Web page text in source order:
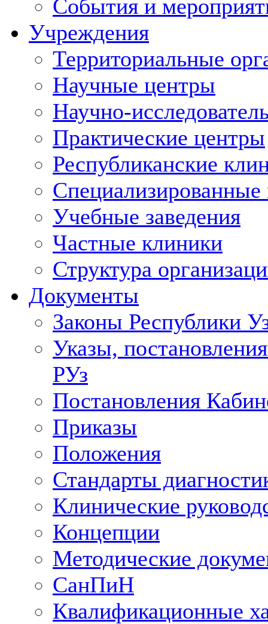
События и
Учреждения
Территориальные
Научные центры
Научно-
Практические центры
Республиканские
Учебные заведения
Частные клиники
Структура
Документы
Законы Республики
Указы,
РУз
Постановления
Приказы
Положения
Стандарты
Клинические
Концепции
Методические
СанПиН
Квалификационные